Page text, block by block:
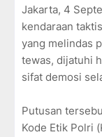
Jakarta, 4
kendaraan
yang melindas
tewas, dijatuhi
sifat demosi
Putusan
Kode Etik Polri